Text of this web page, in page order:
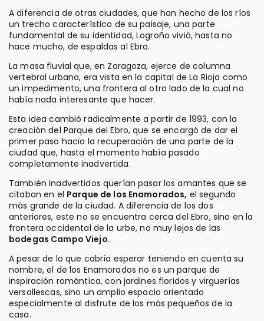
A diferencia de otras ciudades, que han hecho de los ríos
un trecho característico de su paisaje, una parte
fundamental de su identidad, Logroño vivió, hasta no
hace mucho, de espaldas al Ebro.
La masa fluvial que, en Zaragoza, ejerce de columna
vertebral urbana, era vista en la capital de La Rioja como
un impedimento, una frontera al otro lado de la cual no
había nada interesante que hacer.
Esta idea cambió radicalmente a partir de 1993, con la
creación del Parque del Ebro, que se encargó de dar el
primer paso hacia la recuperación de una parte de la
ciudad que, hasta el momento había pasado
completamente inadvertida.
También inadvertidos querían pasar los amantes que se
citaban en el Parque de los Enamorados, el segundo
más grande de la ciudad. A diferencia de los dos
anteriores, este no se encuentra cerca del Ebro, sino en la
frontera occidental de la urbe, no muy lejos de las
bodegas Campo Viejo.
A pesar de lo que cabría esperar teniendo en cuenta su
nombre, el de los Enamorados no es un parque de
inspiración romántica, con jardines floridos y virguerías
versallescas, sino un amplio espacio orientado
especialmente al disfrute de los más pequeños de la
casa.